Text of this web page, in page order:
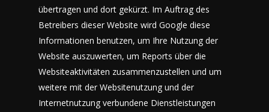
übertragen und dort gekürzt. Im Auftrag des
Betreibers dieser Website wird Google diese
Informationen benutzen, um Ihre Nutzung der
Website auszuwerten, um Reports über die
Websiteaktivitäten zusammenzustellen und um
weitere mit der Websitenutzung und der
Internetnutzung verbundene Dienstleistungen